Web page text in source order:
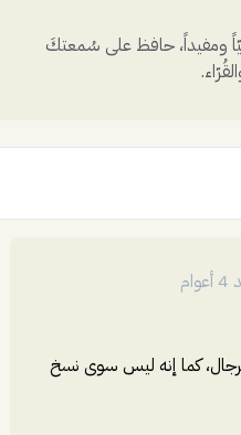
ومفيداً، حافظ على سُمعتكَ
كما إنه ليس سوى نسخ